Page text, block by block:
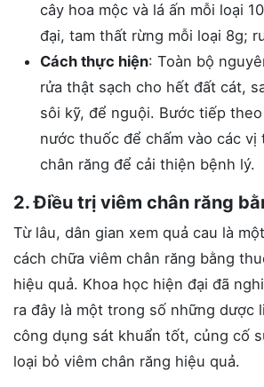
cây hoa mộc và lá ấn mỗi loại
đại, tam thất rừng mỗi loại 8g;
Cách thực hiện: Toàn bộ
rửa thật sạch cho hết đất cát,
sôi kỹ, để nguội. Bước tiếp
nước thuốc để chấm vào các vị
chân răng để cải thiện bệnh lý.
2. Điều trị viêm chân răng
Từ lâu, dân gian xem quả cau là
cách chữa viêm chân răng bằng
hiệu quả. Khoa học hiện đại đã
ra đây là một trong số những dược
công dụng sát khuẩn tốt, củng cố
loại bỏ viêm chân răng hiệu quả.